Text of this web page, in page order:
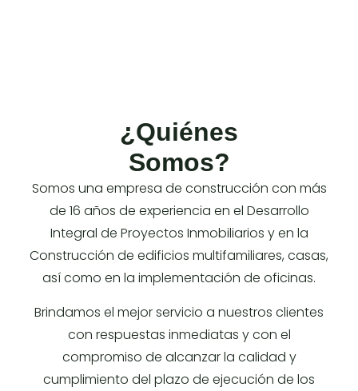
¿Quiénes
Somos?
Somos una empresa de construcción con más
de 16 años de experiencia en el Desarrollo
Integral de Proyectos Inmobiliarios y en la
Construcción de edificios multifamiliares, casas,
así como en la implementación de oficinas.
Brindamos el mejor servicio a nuestros clientes
con respuestas inmediatas y con el
compromiso de alcanzar la calidad y
cumplimiento del plazo de ejecución de los